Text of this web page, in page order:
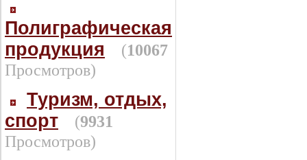
Полиграфическая
продукция
(10067
Просмотров)
Туризм, отдых,
спорт
(9931
Просмотров)